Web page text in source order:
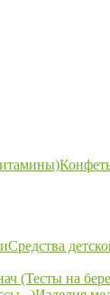
Средства
(Тесты на